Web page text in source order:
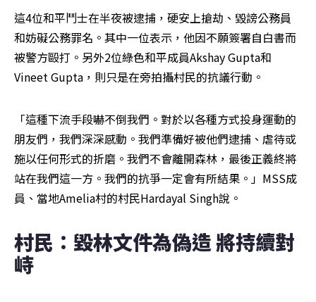
這4位和平鬥士在半夜被逮捕，硬安上搶劫、毀謗公務員
和妨礙公務罪名。其中一位表示，他因不願簽署自白書而
被警方毆打。另外2位綠色和平成員Akshay Gupta和
Vineet Gupta，則只是在旁拍攝村民的抗議行動。
「這種下流手段嚇不倒我們。對於以各種方式投身運動的
朋友們，我們深深感動。我們準備好被他們逮捕、虐待或
施以任何形式的折磨。我們不會離開森林，最後正義終將
站在我們這一方。我們的抗爭一定會有所結果。」MSS成
員、當地Amelia村的村民Hardayal Singh說。
村民：毀林文件為偽造 將持續對
峙